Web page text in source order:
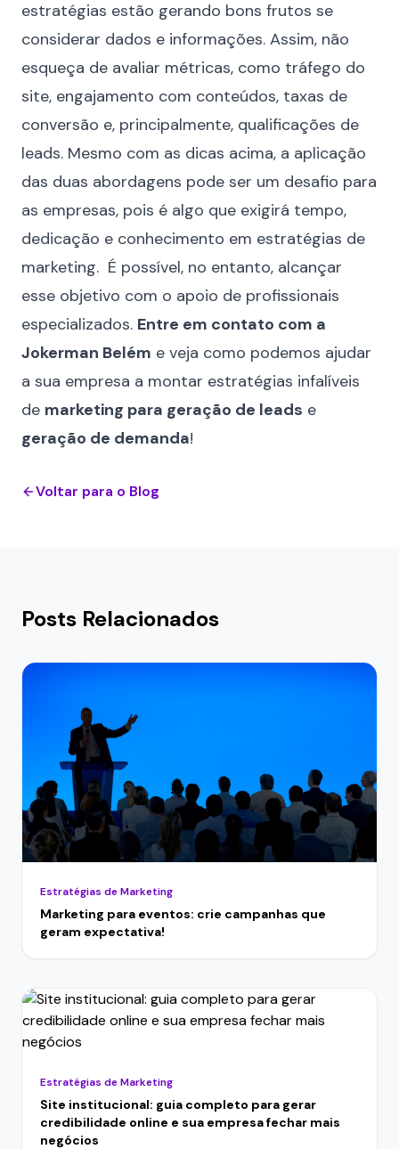
estratégias estão gerando bons frutos se
considerar dados e informações. Assim, não
esqueça de avaliar métricas, como tráfego do
site, engajamento com conteúdos, taxas de
conversão e, principalmente, qualificações de
leads. Mesmo com as dicas acima, a aplicação
das duas abordagens pode ser um desafio para
as empresas, pois é algo que exigirá tempo,
dedicação e conhecimento em estratégias de
marketing. É possível, no entanto, alcançar
esse objetivo com o apoio de profissionais
especializados. Entre em contato com a
Jokerman Belém e veja como podemos ajudar
a sua empresa a montar estratégias infalíveis
de marketing para geração de leads e
geração de demanda!
Voltar para o Blog
Posts Relacionados
Estratégias de Marketing
Marketing para eventos: crie campanhas que
geram expectativa!
Estratégias de Marketing
Site institucional: guia completo para gerar
credibilidade online e sua empresa fechar mais
negócios